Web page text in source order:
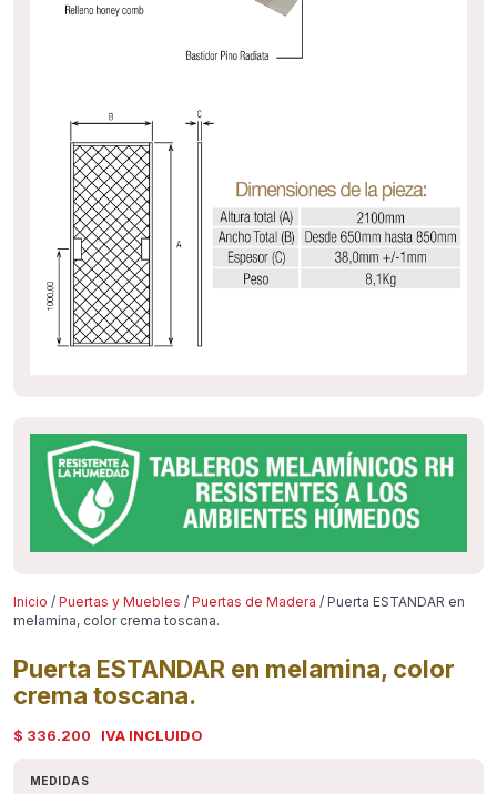
Inicio / Puertas y Muebles / Puertas de Madera / Puerta ESTANDAR en
melamina, color crema toscana.
Puerta ESTANDAR en melamina, color
crema toscana.
$ 336.200 IVA INCLUIDO
MEDIDAS